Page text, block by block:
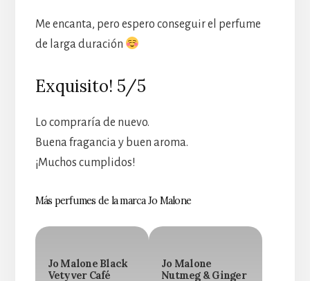
Me encanta, pero espero conseguir el perfume
de larga duración
Exquisito! 5/5
Lo compraría de nuevo.
Buena fragancia y buen aroma.
¡Muchos cumplidos!
Más perfumes de la marca Jo Malone
Jo Malone Black
Vetyver Café
Jo Malone
Nutmeg & Ginger